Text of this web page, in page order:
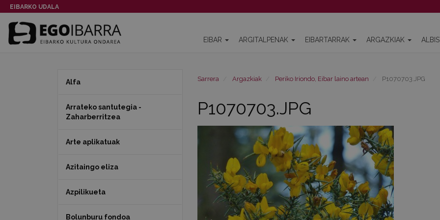
EIBARKO UDALA
EIBAR ARGITALPENAK EIBARTARRAK ARGAZKIAK
Sarrera Argazkiak Periko Iriondo, Eibar laino artean P1070703.JPG
P1070703.JPG
Alfa
Arrateko santutegia -
Zaharberritzea
Arte aplikatuak
Azitaingo eliza
Azpilikueta
Bolunburu fondoa